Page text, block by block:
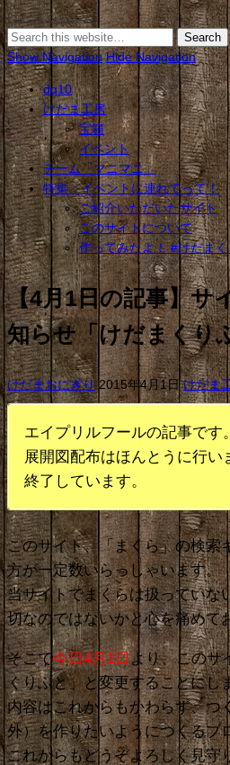
けだまくらふと
Show Navigation Hide Navigation
dq10
けだま工房
宝箱
イベント
チーム「マニマニ」
特集：イベントに連れてって！
ご紹介いただいたサイト
このサイトについて
作ってみたよ！ #けだま
【4月1日の記事】サ
知らせ「けだまくり
けだまおにぎり 2015年4月1日 けだま
エイプリルフールの記事です。
展開図配布はほんとうに行い
終了しています。
このサイト、「まくら」の検索
方が一定数いらっしゃいます。
当サイトでまくらは扱っていな
切なのではないかと心を痛めて
そこで今日4月1日より、このサ
くりふと」と変更することにし
内容はこれからもかわらず、つ
外）を作りたいようにつくるブ
これからもどうぞよろしく見守